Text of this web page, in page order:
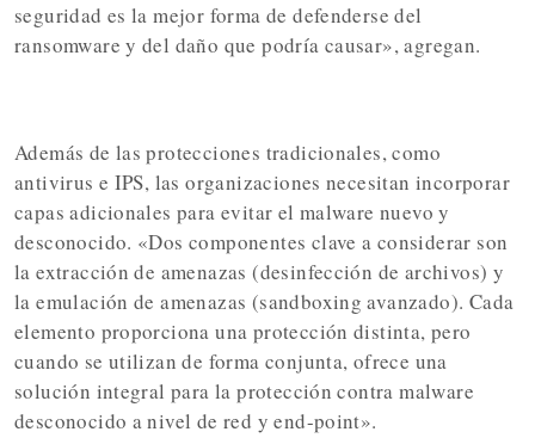
seguridad es la mejor forma de defenderse del
ransomware y del daño que podría causar», agregan.
Además de las protecciones tradicionales, como
antivirus e IPS, las organizaciones necesitan incorporar
capas adicionales para evitar el malware nuevo y
desconocido. «Dos componentes clave a considerar son
la extracción de amenazas (desinfección de archivos) y
la emulación de amenazas (sandboxing avanzado). Cada
elemento proporciona una protección distinta, pero
cuando se utilizan de forma conjunta, ofrece una
solución integral para la protección contra malware
desconocido a nivel de red y end-point».